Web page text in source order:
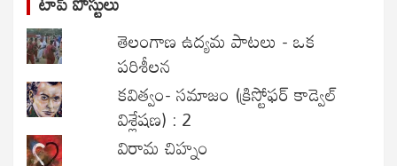
తెలంగాణ ఉద్యమ పాటలు - ఒక
పరిశీలన
కవిత్వం- సమాజం (క్రిస్టోఫర్ కాడ్వెల్
విశ్లేషణ) : 2
విరామ చిహ్నం